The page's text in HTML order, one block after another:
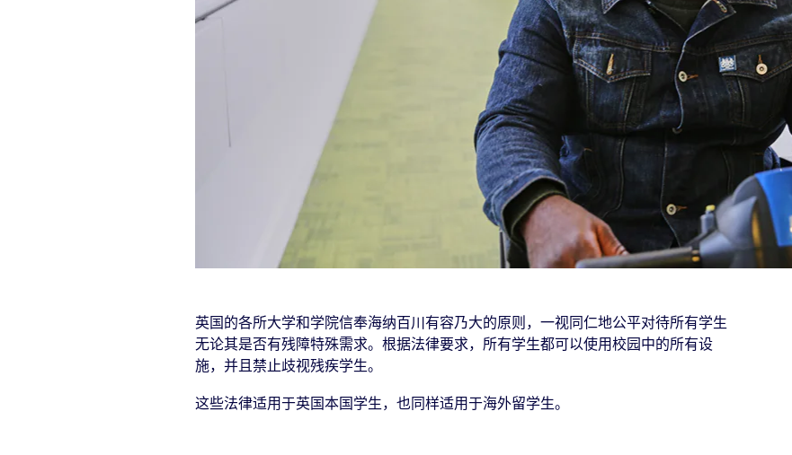
英国的各所大学和学院信奉海纳百川有容乃大的原则，一视同仁地公平对待所有学生
无论其是否有残障特殊需求。根据法律要求，所有学生都可以使用校园中的所有设
施，并且禁止歧视残疾学生。
这些法律适用于英国本国学生，也同样适用于海外留学生。